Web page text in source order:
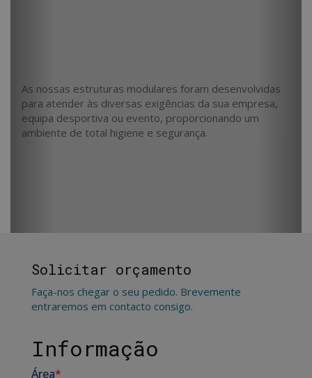
As nossas estruturas modulares foram desenvolvidas
para atender às diversas exigências da sua empresa,
equipa desportiva ou evento, proporcionando um
ambiente de total higiene e segurança.
Solicitar orçamento
Faça-nos chegar o seu pedido. Brevemente
entraremos em contacto consigo.
Informação